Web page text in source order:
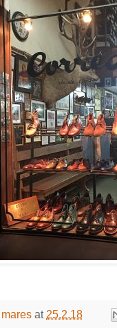
at 25.2.18